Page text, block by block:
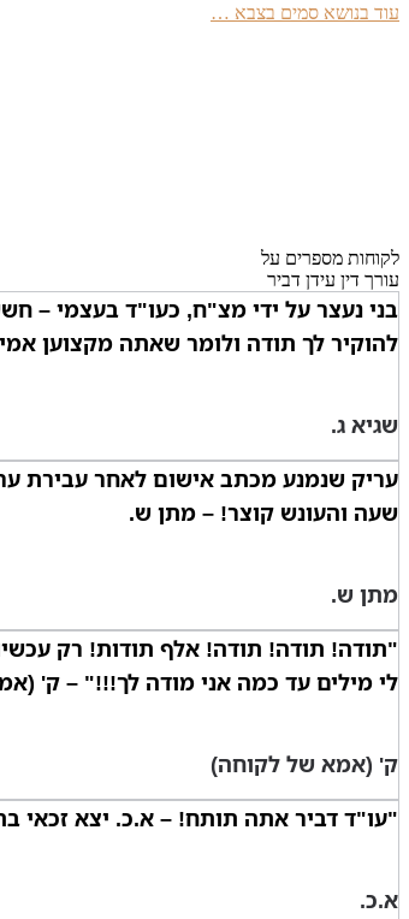
עוד בנושא סמים בצבא …
לקוחות מספרים על
עורך דין עידן דביר
בני נעצר על ידי מצ"ח, כעו"ד בעצמי –
להוקיר לך תודה ולומר שאתה מקצוען
שגיא ג.
עריק שנמנע מכתב אישום לאחר עבירת
שעה והעונש קוצר! – מתן ש.
מתן ש.
"תודה! תודה! תודה! אלף תודות! רק
לי מילים עד כמה אני מודה לך!!!" – ק'
ק' (אמא של לקוחה)
"עו"ד דביר אתה תותח! – א.כ. יצא זכאי
א.כ.